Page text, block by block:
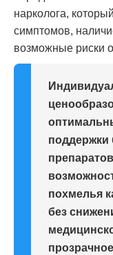
нарколога,
симптомов,
возможные риски
поддержки
похмелья
без